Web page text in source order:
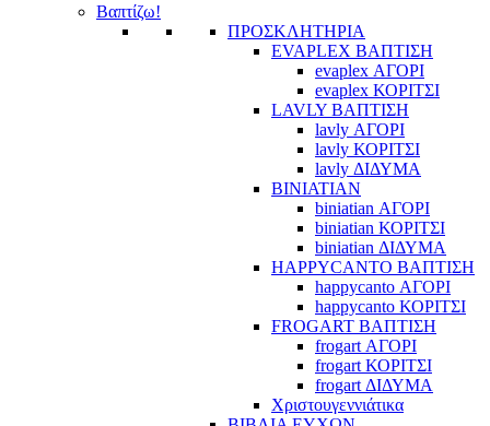
Βαπτίζω!
ΠΡΟΣΚΛΗΤΗΡΙΑ
EVAPLEX ΒΑΠΤΙΣΗ
evaplex ΑΓΟΡΙ
evaplex ΚΟΡΙΤΣΙ
LAVLY ΒΑΠΤΙΣΗ
lavly ΑΓΟΡΙ
lavly ΚΟΡΙΤΣΙ
lavly ΔΙΔΥΜΑ
BINIATIAN
biniatian ΑΓΟΡΙ
biniatian ΚΟΡΙΤΣΙ
biniatian ΔΙΔΥΜΑ
HAPPYCANTO ΒΑΠΤΙΣΗ
happycanto ΑΓΟΡΙ
happycanto ΚΟΡΙΤΣΙ
FROGART ΒΑΠΤΙΣΗ
frogart ΑΓΟΡΙ
frogart ΚΟΡΙΤΣΙ
frogart ΔΙΔΥΜΑ
Χριστουγεννιάτικα